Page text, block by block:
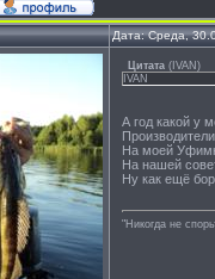
Дата: Среда,
Цитата ( IVAN )
IVAN
А год какой у
На моей
На нашей
Ну как ещё
"Никогда не